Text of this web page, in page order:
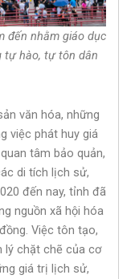
đến nhằm giáo dục
tự hào, tự tôn dân
văn hóa, những
việc phát huy giá
tâm bảo quản,
di tích lịch sử,
đến nay, tỉnh đã
nguồn xã hội hóa
Việc tôn tạo,
lý chặt chẽ của cơ
giá trị lịch sử,